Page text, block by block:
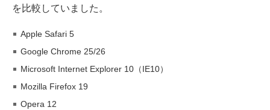
を比較していました。
Apple Safari 5
Google Chrome 25/26
Microsoft Internet Explorer 10（IE10）
Mozilla Firefox 19
Opera 12